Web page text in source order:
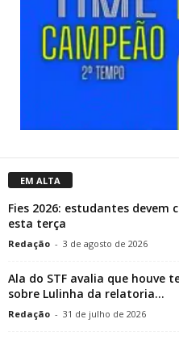
EM ALTA
Fies 2026: estudantes
esta terça
Redação - 3 de agosto de 2026
Ala do STF avalia que
sobre Lulinha da relatoria...
Redação - 31 de julho de 2026